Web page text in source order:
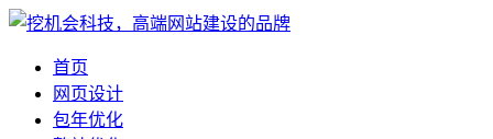
首页
网页设计
包年优化